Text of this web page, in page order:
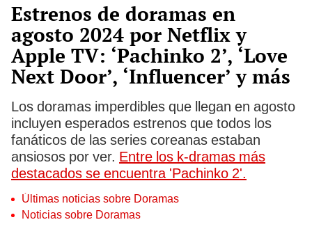
Estrenos de doramas en
agosto 2024 por Netflix y
Apple TV: ‘Pachinko 2’, ‘Love
Next Door’, ‘Influencer’ y más
Los doramas imperdibles que llegan en agosto
incluyen esperados estrenos que todos los
fanáticos de las series coreanas estaban
ansiosos por ver. Entre los k-dramas más
destacados se encuentra 'Pachinko 2'.
Últimas noticias sobre Doramas
Noticias sobre Doramas